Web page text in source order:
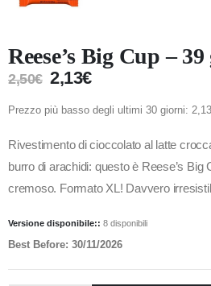
Reese’s Big Cup –
2,50€ 2,13€
Prezzo più basso degli ultimi 30 giorni: 2,13
Rivestimento di cioccolato al latte
burro di arachidi: questo è Reese’s Big
cremoso. Formato XL! Davvero
Versione disponibile:: 8 disponibili
Best Before: 30/11/2026